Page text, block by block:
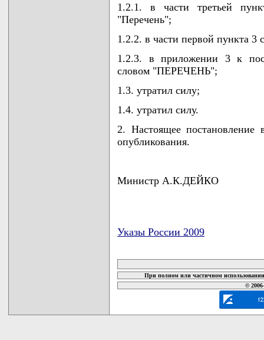
1.2.1. в части третьей
"Перечень";
1.2.2. в части первой пункта 3
1.2.3. в приложении 3 к
словом "ПЕРЕЧЕНЬ";
1.3. утратил силу;
1.4. утратил силу.
2. Настоящее постановление
опубликования.
Министр А.К.ДЕЙКО
Указы России 2009
При полном или частичном
©